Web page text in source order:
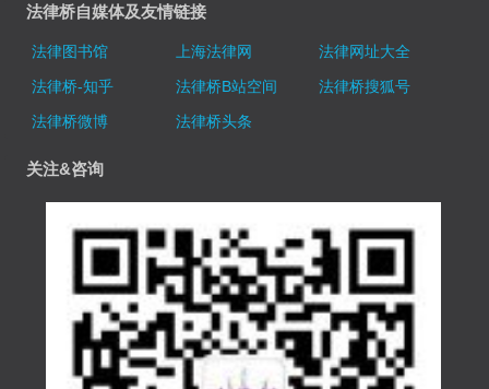
法律桥自媒体及友情链接
法律图书馆 上海法律网
法律网址大全
法律桥-知乎
法律桥B站空间
法律桥搜狐号
法律桥微博
法律桥头条
关注&咨询